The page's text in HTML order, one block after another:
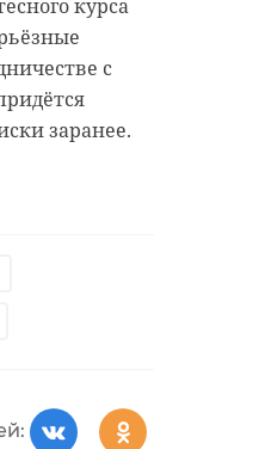
курса
с
заранее.
за
по
детей с
чтобы о
—